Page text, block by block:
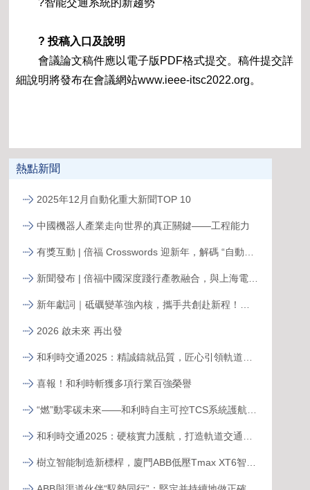
?智能交通系統的新趨勢
? 投稿入口及說明
會議論文稿件應以電子版PDF格式提交。稿件提交詳
細說明將發布在會議網站www.ieee-itsc2022.org。
熱點新聞
2025年12月自動化重大新聞TOP 10
中國機器人產業走向世界的真正關鍵——工程能力
2026 啟未來 再出發
喜報！和利時斬獲多項行業百強榮譽